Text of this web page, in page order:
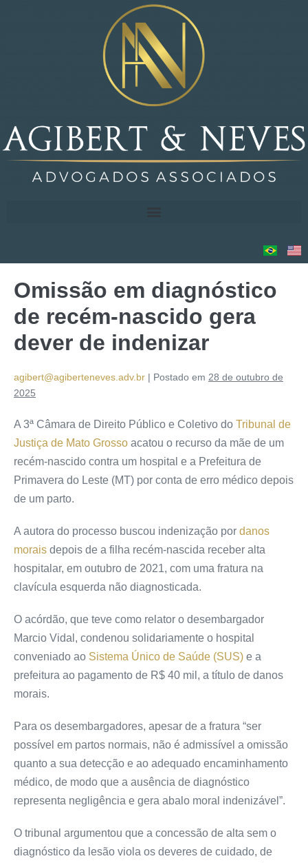
Omissão em diagnóstico
de recém-nascido gera
dever de indenizar
agibert@agiberteneves.adv.br | Postado em 28 de outubro de
2025
A 3ª Câmara de Direito Público e Coletivo do Tribunal de
Justiça de Mato Grosso acatou o recurso da mãe de um
recém-nascido contra um hospital e a Prefeitura de
Primavera do Leste (MT) por conta de erro médico depois
de um parto.
A autora do processo buscou indenização por danos
morais depois de a filha recém-nascida receber alta
hospitalar, em outubro de 2021, com uma fratura na
clavícula esquerda não diagnosticada.
O acórdão, que teve como relator o desembargador
Marcio Vidal, condenou solidariamente o hospital
conveniado ao Sistema Único de Saúde (SUS) e a
prefeitura ao pagamento de R$ 40 mil, a título de danos
morais.
Para os desembargadores, apesar de a fratura “ser
possível em partos normais, não é admissível a omissão
quanto a sua detecção e ao adequado encaminhamento
médico, de modo que a ausência de diagnóstico
representa negligência e gera abalo moral indenizável”.
O tribunal argumentou que a concessão de alta sem o
diagnóstico da lesão viola os deveres de cuidado, de